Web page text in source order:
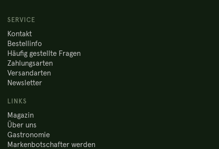
SERVICE
Kontakt
Bestellinfo
Häufig gestellte Fragen
Zahlungsarten
Versandarten
Newsletter
LINKS
Magazin
Über uns
Gastronomie
Markenbotschafter werden